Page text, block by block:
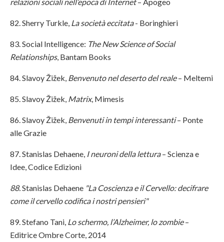
82. Sherry Turkle, La società eccitata- Boringhieri
83. Social Intelligence: The New Science of Social
Relationships, Bantam Books
84. Slavoy Žižek, Benvenuto nel deserto del reale– Meltemi
85. Slavoy Žižek, Matrix, Mimesis
86. Slavoy Žižek, Benvenuti in tempi interessanti– Ponte
alle Grazie
87. Stanislas Dehaene, I neuroni della lettura– Scienza e
Idee, Codice Edizioni
88.Stanislas Dehaene "La Coscienza e il Cervello: decifrare
come il cervello codifica i nostri pensieri"
89. Stefano Tani, Lo schermo, l’Alzheimer, lo zombie–
Editrice Ombre Corte, 2014